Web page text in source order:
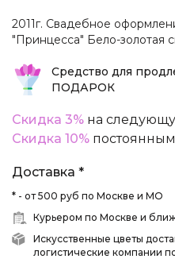
2011г. Свадебное
"Принцесса" Бело-золотая
Средство для
ПОДАРОК
Скидка 3% на
Скидка 10%
Доставка *
* - от 500 руб по Москве и МО
Курьером по Москве и
Искусственные цветы
логистические компании